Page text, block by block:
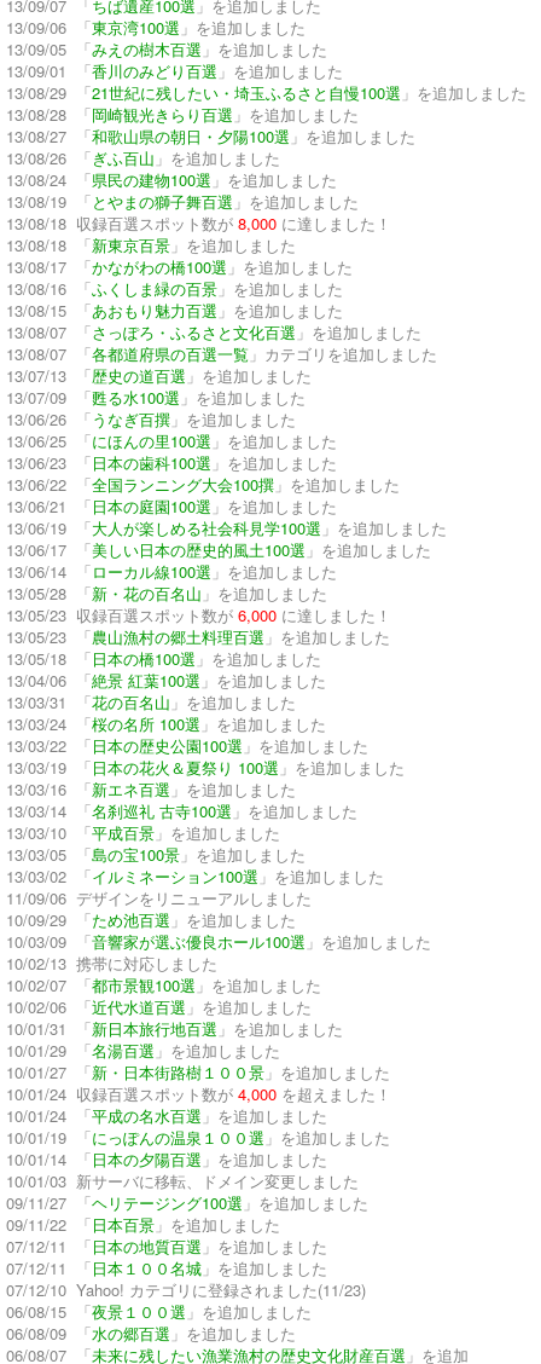
13/09/07 「 ちば遺産100選 」を追加しました
13/09/06 「東京湾100選 」を追加しました
13/09/05 「みえの樹木百選 」を追加しました
13/09/01 「香川のみどり百選 」を追加しました
13/08/29 「21世紀に残したい・埼玉ふるさと自慢100選 」を追加しました
13/08/28 「岡崎観光きらり百選 」を追加しました
13/08/27 「和歌山県の朝日・夕陽100選 」を追加しました
13/08/26 「ぎふ百山 」を追加しました
13/08/24 「県民の建物100選 」を追加しました
13/08/19 「とやまの獅子舞百選 」を追加しました
13/08/18 収録百選スポット数が 8,000 に達しました！
13/08/18 「新東京百景 」を追加しました
13/08/17 「かながわの橋100選 」を追加しました
13/08/16 「ふくしま緑の百景 」を追加しました
13/08/15 「あおもり魅力百選 」を追加しました
13/08/07 「さっぽろ・ふるさと文化百選 」を追加しました
13/08/07 「各都道府県の百選一覧 」カテゴリを追加しました
13/07/13 「歴史の道百選 」を追加しました
13/07/09 「甦る水100選 」を追加しました
13/06/26 「うなぎ百撰 」を追加しました
13/06/25 「にほんの里100選 」を追加しました
13/06/23 「日本の歯科100選 」を追加しました
13/06/22 「全国ランニング大会100撰 」を追加しました
13/06/21 「日本の庭園100選 」を追加しました
13/06/19 「大人が楽しめる社会科見学100選 」を追加しました
13/06/17 「美しい日本の歴史的風土100選 」を追加しました
13/06/14 「ローカル線100選 」を追加しました
13/05/28 「新・花の百名山 」を追加しました
13/05/23 収録百選スポット数が 6,000 に達しました！
13/05/23 「農山漁村の郷土料理百選 」を追加しました
13/05/18 「日本の橋100選 」を追加しました
13/04/06 「絶景 紅葉100選 」を追加しました
13/03/31 「花の百名山 」を追加しました
13/03/24 「桜の名所 100選 」を追加しました
13/03/22 「日本の歴史公園100選 」を追加しました
13/03/19 「日本の花火＆夏祭り 100選 」を追加しました
13/03/16 「新エネ百選 」を追加しました
13/03/14 「名刹巡礼 古寺100選 」を追加しました
13/03/10 「平成百景 」を追加しました
13/03/05 「島の宝100景 」を追加しました
13/03/02 「イルミネーション100選 」を追加しました
11/09/06 デザインをリニューアルしました
10/09/29 「ため池百選 」を追加しました
10/03/09 「音響家が選ぶ優良ホール100選 」を追加しました
10/02/13 携帯に対応しました
10/02/07 「都市景観100選 」を追加しました
10/02/06 「近代水道百選 」を追加しました
10/01/31 「新日本旅行地百選 」を追加しました
10/01/29 「名湯百選 」を追加しました
10/01/27 「新・日本街路樹１００景 」を追加しました
10/01/24 収録百選スポット数が 4,000 を超えました！
10/01/24 「平成の名水百選 」を追加しました
10/01/19 「にっぽんの温泉１００選 」を追加しました
10/01/14 「日本の夕陽百選 」を追加しました
10/01/03 新サーバに移転、ドメイン変更しました
09/11/27 「ヘリテージング100選 」を追加しました
09/11/22 「日本百景 」を追加しました
07/12/11 「日本の地質百選 」を追加しました
07/12/11 「日本１００名城 」を追加しました
07/12/10 Yahoo! カテゴリに登録されました(11/23)
06/08/15 「夜景１００選 」を追加しました
06/08/09 「水の郷百選 」を追加しました
06/08/07 「未来に残したい漁業漁村の歴史文化財産百選 」を追加